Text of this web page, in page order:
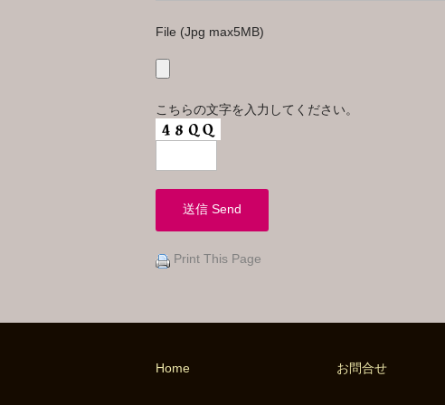
File (Jpg max5MB)
こちらの文字を入力してください。
Print This Page
Home お問合せ